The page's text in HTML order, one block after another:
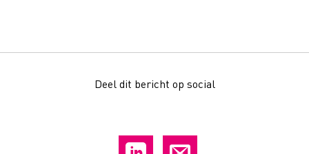
Deel dit bericht op social